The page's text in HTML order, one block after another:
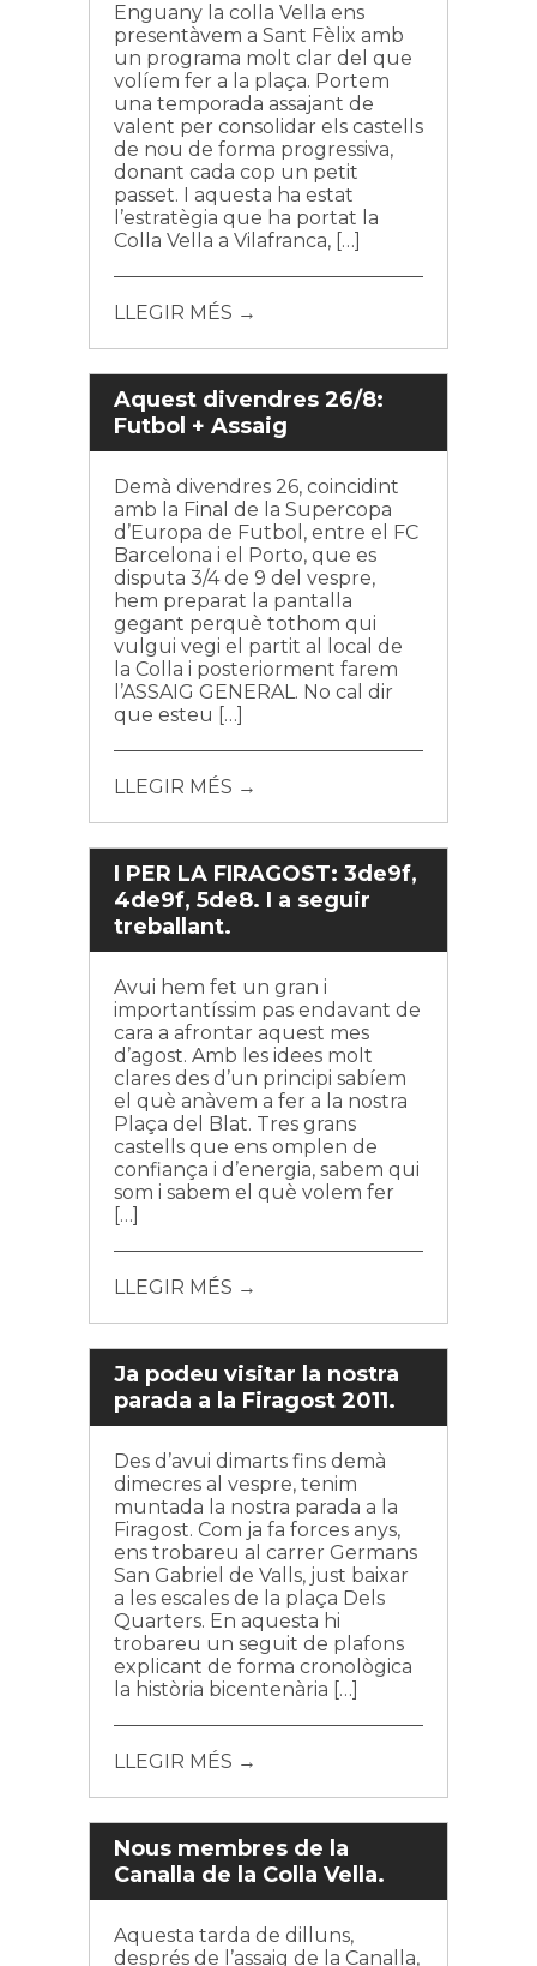
Enguany la colla Vella ens
presentàvem a Sant Fèlix amb
un programa molt clar del que
volíem fer a la plaça. Portem
una temporada assajant de
valent per consolidar els castells
de nou de forma progressiva,
donant cada cop un petit
passet. I aquesta ha estat
l’estratègia que ha portat la
Colla Vella a Vilafranca, […]
LLEGIR MÉS →
Aquest divendres 26/8:
Futbol + Assaig
Demà divendres 26, coincidint
amb la Final de la Supercopa
d’Europa de Futbol, entre el FC
Barcelona i el Porto, que es
disputa 3/4 de 9 del vespre,
hem preparat la pantalla
gegant perquè tothom qui
vulgui vegi el partit al local de
la Colla i posteriorment farem
l’ASSAIG GENERAL. No cal dir
que esteu […]
LLEGIR MÉS →
I PER LA FIRAGOST: 3de9f,
4de9f, 5de8. I a seguir
treballant.
Avui hem fet un gran i
importantíssim pas endavant de
cara a afrontar aquest mes
d’agost. Amb les idees molt
clares des d’un principi sabíem
el què anàvem a fer a la nostra
Plaça del Blat. Tres grans
castells que ens omplen de
confiança i d’energia, sabem qui
som i sabem el què volem fer
[…]
LLEGIR MÉS →
Ja podeu visitar la nostra
parada a la Firagost 2011.
Des d’avui dimarts fins demà
dimecres al vespre, tenim
muntada la nostra parada a la
Firagost. Com ja fa forces anys,
ens trobareu al carrer Germans
San Gabriel de Valls, just baixar
a les escales de la plaça Dels
Quarters. En aquesta hi
trobareu un seguit de plafons
explicant de forma cronològica
la història bicentenària […]
LLEGIR MÉS →
Nous membres de la
Canalla de la Colla Vella.
Aquesta tarda de dilluns,
després de l’assaig de la Canalla,